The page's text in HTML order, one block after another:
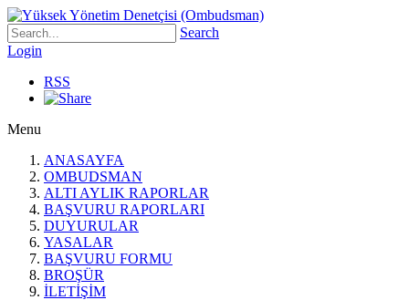
Search
Login
RSS
Menu
ANASAYFA
OMBUDSMAN
ALTI AYLIK RAPORLAR
BAŞVURU RAPORLARI
DUYURULAR
YASALAR
BAŞVURU FORMU
BROŞÜR
İLETİŞİM